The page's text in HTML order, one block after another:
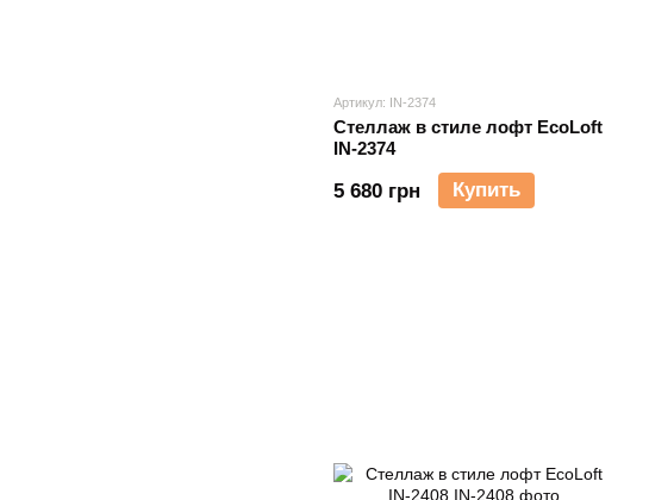
Артикул: IN-2374
Стеллаж в стиле лофт EcoLoft
IN-2374
5 680 грн Купить